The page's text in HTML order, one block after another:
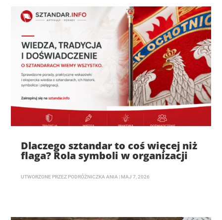
Dlaczego sztandar to coś więcej niż
flaga? Rola symboli w organizacji
UTWORZONE PRZEZ PODRÓŻNICZKA ANIA | MAJ 7, 2026